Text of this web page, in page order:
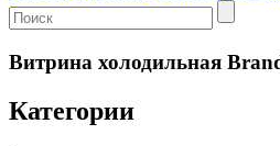
Витрина холодильная
Категории